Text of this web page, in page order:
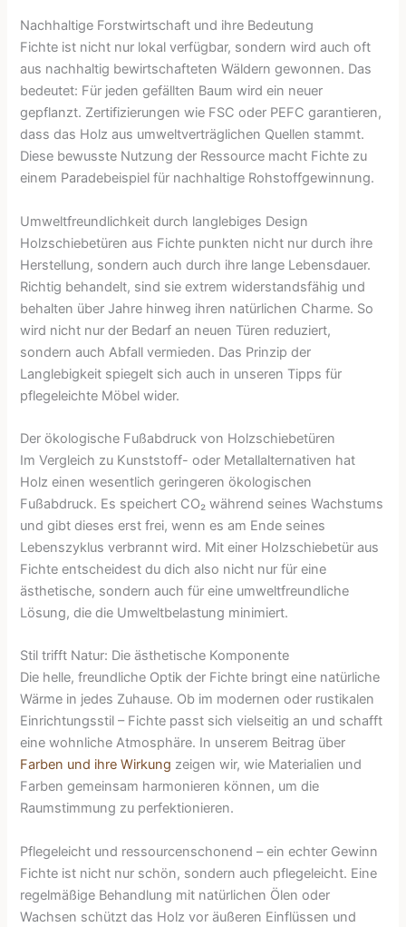
Nachhaltige Forstwirtschaft und ihre Bedeutung
Fichte ist nicht nur lokal verfügbar, sondern wird auch oft
aus nachhaltig bewirtschafteten Wäldern gewonnen. Das
bedeutet: Für jeden gefällten Baum wird ein neuer
gepflanzt. Zertifizierungen wie FSC oder PEFC garantieren,
dass das Holz aus umweltverträglichen Quellen stammt.
Diese bewusste Nutzung der Ressource macht Fichte zu
einem Paradebeispiel für nachhaltige Rohstoffgewinnung.
Umweltfreundlichkeit durch langlebiges Design
Holzschiebetüren aus Fichte punkten nicht nur durch ihre
Herstellung, sondern auch durch ihre lange Lebensdauer.
Richtig behandelt, sind sie extrem widerstandsfähig und
behalten über Jahre hinweg ihren natürlichen Charme. So
wird nicht nur der Bedarf an neuen Türen reduziert,
sondern auch Abfall vermieden. Das Prinzip der
Langlebigkeit spiegelt sich auch in unseren Tipps für
pflegeleichte Möbel wider.
Der ökologische Fußabdruck von Holzschiebetüren
Im Vergleich zu Kunststoff- oder Metallalternativen hat
Holz einen wesentlich geringeren ökologischen
Fußabdruck. Es speichert CO₂ während seines Wachstums
und gibt dieses erst frei, wenn es am Ende seines
Lebenszyklus verbrannt wird. Mit einer Holzschiebetür aus
Fichte entscheidest du dich also nicht nur für eine
ästhetische, sondern auch für eine umweltfreundliche
Lösung, die die Umweltbelastung minimiert.
Stil trifft Natur: Die ästhetische Komponente
Die helle, freundliche Optik der Fichte bringt eine natürliche
Wärme in jedes Zuhause. Ob im modernen oder rustikalen
Einrichtungsstil – Fichte passt sich vielseitig an und schafft
eine wohnliche Atmosphäre. In unserem Beitrag über
Farben und ihre Wirkung zeigen wir, wie Materialien und
Farben gemeinsam harmonieren können, um die
Raumstimmung zu perfektionieren.
Pflegeleicht und ressourcenschonend – ein echter Gewinn
Fichte ist nicht nur schön, sondern auch pflegeleicht. Eine
regelmäßige Behandlung mit natürlichen Ölen oder
Wachsen schützt das Holz vor äußeren Einflüssen und